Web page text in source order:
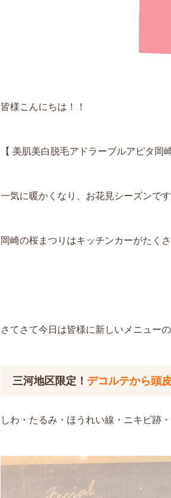
皆様こんにちは！！
【 美肌美白脱毛アドラーブルアピタ岡
一気に暖かくなり、お花見シーズンで
岡崎の桜まつりはキッチンカーがたく
さてさて今日は皆様に新しいメニュー
三河地区限定！ デコルテから頭
しわ・たるみ・ほうれい線・ニキビ跡